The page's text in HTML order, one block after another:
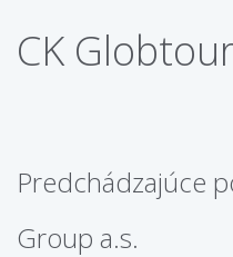
CK
Predchádzajúce
Group a.s.